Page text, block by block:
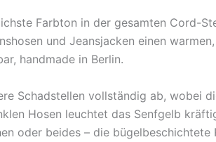
Farbton in der gesamten Cord-
und Jeansjacken einen
handmade in Berlin.
Schadstellen vollständig ab, wobei
Hosen leuchtet das Senfgelb
oder beides – die